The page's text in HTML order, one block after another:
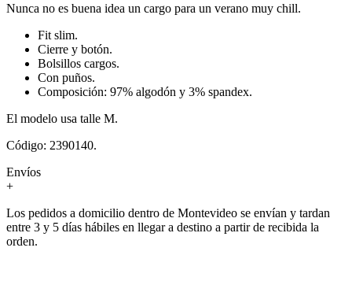
Nunca no es buena idea un cargo para un verano muy chill.
Fit slim.
Cierre y botón.
Bolsillos cargos.
Con puños.
Composición: 97% algodón y 3% spandex.
El modelo usa talle M.
Código: 2390140.
Envíos
+
Los pedidos a domicilio dentro de Montevideo se envían y tardan
entre 3 y 5 días hábiles en llegar a destino a partir de recibida la
orden.